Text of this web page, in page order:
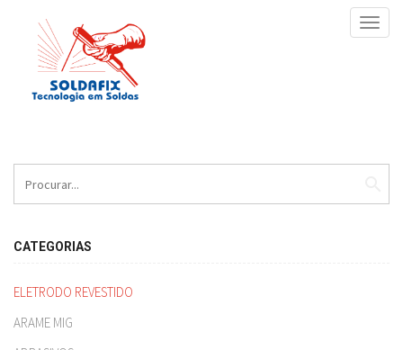
CATEGORIAS
ELETRODO REVESTIDO
ARAME MIG